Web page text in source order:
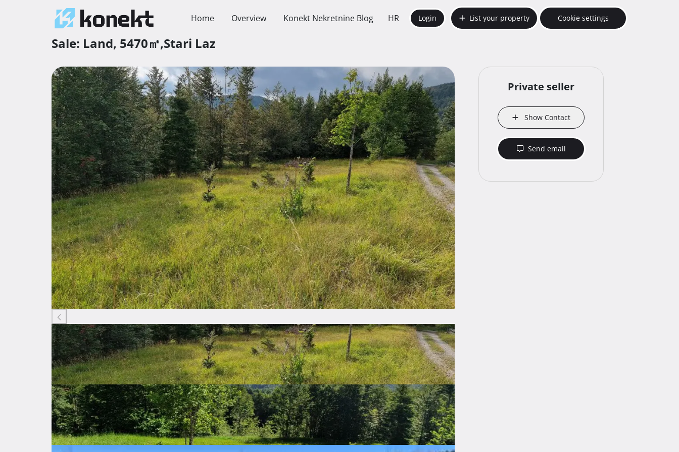
Home Overview Konekt Nekretnine Blog HR Login List your property Cookie settings
Sale: Land, 5470㎡,Stari Laz
Listing ID: 44904139
Private seller
Show Contact
Send email